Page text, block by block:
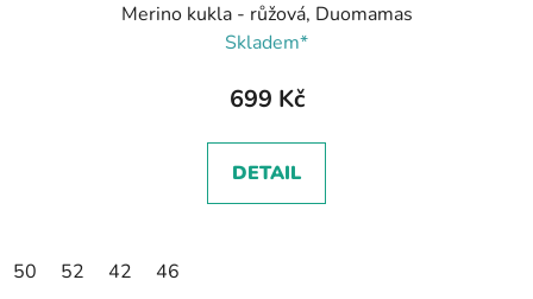
Merino kukla - růžová, Duomamas
Skladem*
699 Kč
DETAIL
50 52 42 46